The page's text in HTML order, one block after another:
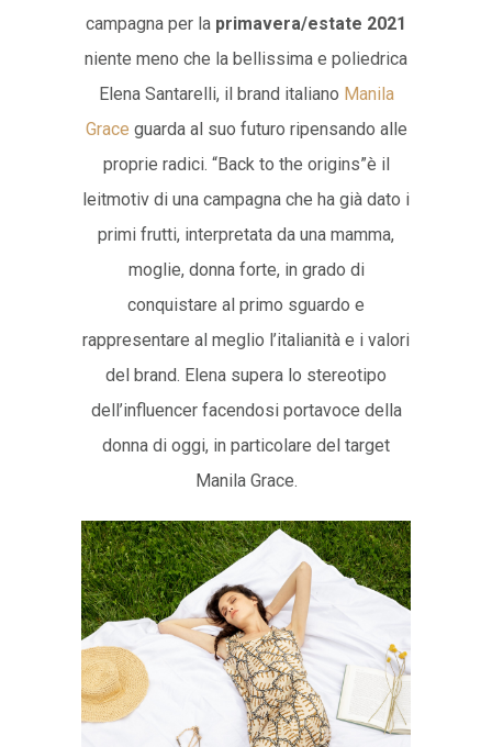
campagna per la primavera/estate 2021
niente meno che la bellissima e poliedrica
Elena Santarelli, il brand italiano Manila
Grace guarda al suo futuro ripensando alle
proprie radici. “Back to the origins”è il
leitmotiv di una campagna che ha già dato i
primi frutti, interpretata da una mamma,
moglie, donna forte, in grado di
conquistare al primo sguardo e
rappresentare al meglio l’italianità e i valori
del brand. Elena supera lo stereotipo
dell’influencer facendosi portavoce della
donna di oggi, in particolare del target
Manila Grace.